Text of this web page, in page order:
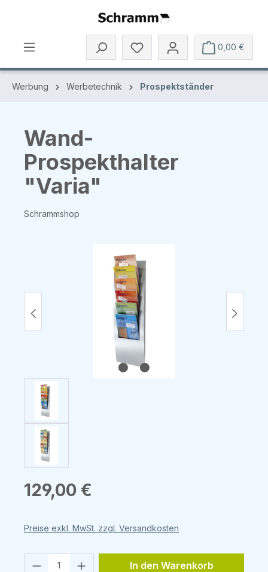
Zum Hauptinhalt springen
0,00 €
Werbung Werbetechnik Prospektständer
Wand-
Prospekthalter
"Varia"
Schrammshop
Regulärer Preis:
129,00 €
Preise exkl. MwSt. zzgl. Versandkosten
Produkt Anzahl: Gib den
In den Warenkorb